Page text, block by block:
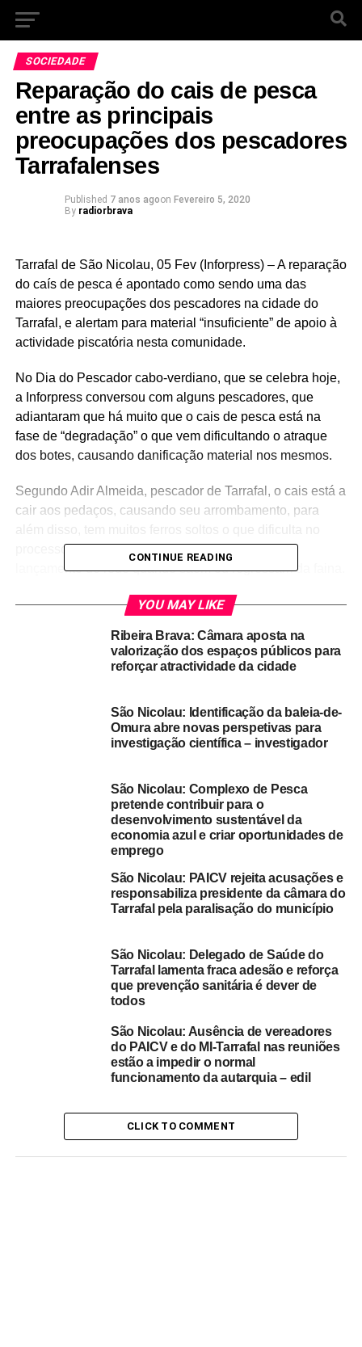
SOCIEDADE
Reparação do cais de pesca
entre as principais
preocupações dos pescadores
Tarrafalenses
Published 7 anos agoon Fevereiro 5, 2020
By radiorbrava
Tarrafal de São Nicolau, 05 Fev (Inforpress) – A reparação
do caís de pesca é apontado como sendo uma das
maiores preocupações dos pescadores na cidade do
Tarrafal, e alertam para material “insuficiente” de apoio à
actividade piscatória nesta comunidade.
No Dia do Pescador cabo-verdiano, que se celebra hoje,
a Inforpress conversou com alguns pescadores, que
adiantaram que há muito que o cais de pesca está na
fase de “degradação” o que vem dificultando o atraque
dos botes, causando danificação material nos mesmos.
Segundo Adir Almeida, pescador de Tarrafal, o cais está a
cair aos pedaços, causando seu arrombamento, para
processo de atracagem dos botes, bem como, no
lançamento de rede quando saem ou regressam da faina.
Conforme avançaram os pescadores da cidade do
que falaram às autoridades marítimas sobre este
problema e gostariam de ver pelo menos reparado o cais
Em relação aos materiais, disseram que costumam
“elevado”, desta forma, têm que recorrer, muitas vezes, à
ilha vizinha de São Vicente para os adquirir.
Para equiparam seus botes, gostariam de ter uma Casa
do Pescador para ajudar na aquisição de equipamentos e
materiais, designadamente, linhas, anzóis e reparação de
pescadores, a edilidade Tarrafalense tem marcado para
este sábado, 08, a inauguração de alpendre, uma nova
infra-estrutura dedicada à vida pesqueira, entrega de
RELATED TOPICS:
ILHA DE SÃO NICOLAU
CONTINUE READING
YOU MAY LIKE
Ribeira Brava: Câmara aposta na
valorização dos espaços públicos para
reforçar atractividade da cidade
São Nicolau: Identificação da baleia-de-
Omura abre novas perspetivas para
investigação científica – investigador
São Nicolau: Complexo de Pesca
pretende contribuir para o
desenvolvimento sustentável da
economia azul e criar oportunidades de
emprego
São Nicolau: PAICV rejeita acusações e
responsabiliza presidente da câmara do
Tarrafal pela paralisação do município
São Nicolau: Delegado de Saúde do
Tarrafal lamenta fraca adesão e reforça
que prevenção sanitária é dever de
todos
São Nicolau: Ausência de vereadores
do PAICV e do MI-Tarrafal nas reuniões
estão a impedir o normal
funcionamento da autarquia – edil
CLICK TO COMMENT